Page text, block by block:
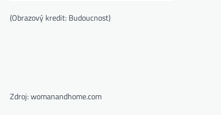
(Obrazový kredit: Budoucnost)
Zdroj: womanandhome.com